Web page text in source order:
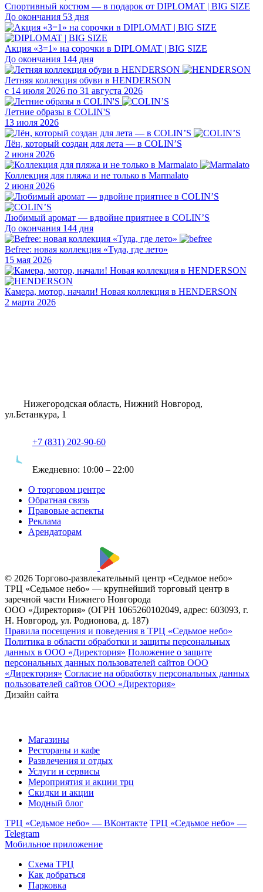
Спортивный костюм — в подарок от DIPLOMAT | BIG SIZE
До окончания 53 дня
Акция «3=1» на сорочки в DIPLOMAT | BIG SIZE
До окончания 144 дня
Летняя коллекция обуви в HENDERSON
с 14 июля 2026 по 31 августа 2026
Летние образы в COLIN'S
13 июля 2026
Лён, который создан для лета — в COLIN’S
2 июня 2026
Коллекция для пляжа и не только в Marmalato
2 июня 2026
Любимый аромат — вдвойне приятнее в COLIN’S
До окончания 144 дня
Befree: новая коллекция «Туда, где лето»
15 мая 2026
Камера, мотор, начали! Новая коллекция в HENDERSON
2 марта 2026
Нижегородская область, Нижний Новгород,
ул.Бетанкура, 1
+7 (831) 202-90-60
Ежедневно: 10:00 – 22:00
О торговом центре
Обратная связь
Правовые аспекты
Реклама
Арендаторам
© 2026 Торгово-развлекательный центр «Седьмое небо»
ТРЦ «Седьмое небо» — крупнейший торговый центр в
заречной части Нижнего Новгорода
ООО «Директория» (ОГРН 1065260102049, адрес: 603093, г.
Н. Новгород, ул. Родионова, д. 187)
Правила посещения и поведения в ТРЦ «Седьмое небо»
Политика в области обработки и защиты персональных
данных в ООО «Директория» Положение о защите
персональных данных пользователей сайтов ООО
«Директория» Согласие на обработку персональных данных
пользователей сайтов ООО «Директория»
Дизайн сайта
Магазины
Рестораны и кафе
Развлечения и отдых
Услуги и сервисы
Мероприятия и акции трц
Скидки и акции
Модный блог
ТРЦ «Седьмое небо» — ВКонтакте ТРЦ «Седьмое небо» —
Telegram
Мобильное приложение
Схема ТРЦ
Как добраться
Парковка